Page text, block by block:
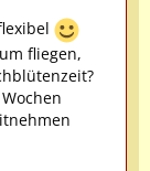
fliegen,